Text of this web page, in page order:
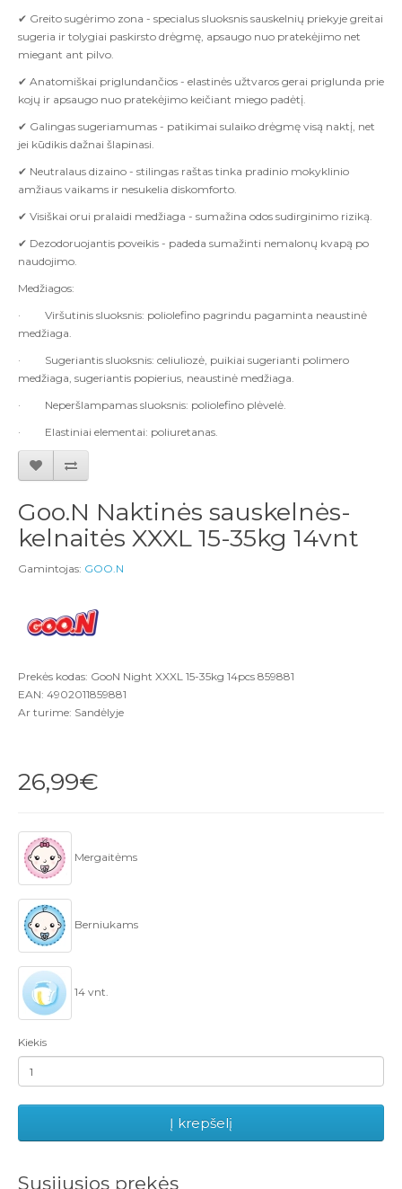
✔ Greito sugėrimo zona - specialus sluoksnis sauskelnių priekyje greitai
sugeria ir tolygiai paskirsto drėgmę, apsaugo nuo pratekėjimo net
miegant ant pilvo.
✔ Anatomiškai priglundančios - elastinės užtvaros gerai priglunda prie
kojų ir apsaugo nuo pratekėjimo keičiant miego padėtį.
✔ Galingas sugeriamumas - patikimai sulaiko drėgmę visą naktį, net
jei kūdikis dažnai šlapinasi.
✔ Neutralaus dizaino - stilingas raštas tinka pradinio mokyklinio
amžiaus vaikams ir nesukelia diskomforto.
✔ Visiškai orui pralaidi medžiaga - sumažina odos sudirginimo riziką.
✔ Dezodoruojantis poveikis - padeda sumažinti nemalonų kvapą po
naudojimo.
Medžiagos:
·
Viršutinis sluoksnis: poliolefino pagrindu pagaminta neaustinė
medžiaga.
·
Sugeriantis sluoksnis: celiuliozė, puikiai sugerianti polimero
medžiaga, sugeriantis popierius, neaustinė medžiaga.
·
Neperšlampamas sluoksnis: poliolefino plėvelė.
·
Elastiniai elementai: poliuretanas.
Goo.N Naktinės sauskelnės-
kelnaitės XXXL 15-35kg 14vnt
Gamintojas: GOO.N
Prekės kodas: GooN Night XXXL 15-35kg 14pcs 859881
EAN: 4902011859881
Ar turime: Sandėlyje
26,99€
Mergaitėms
Berniukams
14 vnt.
Kiekis
Į krepšelį
Susijusios prekės